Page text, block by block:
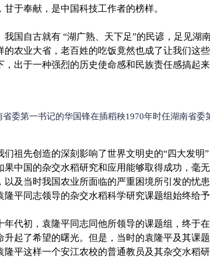
于奉献，是中国科技工作者的榜样。
自古就有 “湖广熟、天下足”的民谚，足见湖
农业大省，老百姓的吃饭竟然也成了让我们这
出于一种强烈的历史使命感和民族责任感搞起来
省委第一书记的华国锋在插稻秧1970年时任湖南省委
先创造的深刻影响了世界文明史的“四大发明
中国的杂交水稻研究和应用能够取得成功，毫
及当时我国农业所面临的严重困境所引发的忧
平同志领导的杂交水稻科学研究课题组始终给予
初，袁隆平同志同他所领导的课题组，终于在
起了希望的曙光。但是，当时的袁隆平及其课
平这样一个安江农校的普通教员及其杂交水稻